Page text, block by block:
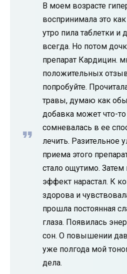
В моем возрасте
воспринимала это
утро пила таблетки и
всегда. Но потом
препарат Кардицин.
положительных
попробуйте.
травы, думаю как
добавка может что-
сомневалась в ее
лечить. Разительное
приема этого
стало ощутимо.
эффект нарастал. К
здорова и
прошла постоянная
глаза. Появилась
сон. О повышении
уже полгода мой
дела.